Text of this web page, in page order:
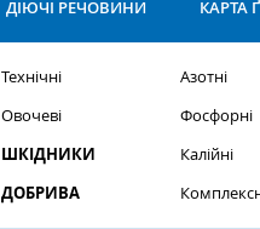
ДІЮЧІ РЕЧОВИНИ КАРТА
Технічні
Овочеві
ШКІДНИКИ
ДОБРИВА
Азотні
Фосфорні
Калійні